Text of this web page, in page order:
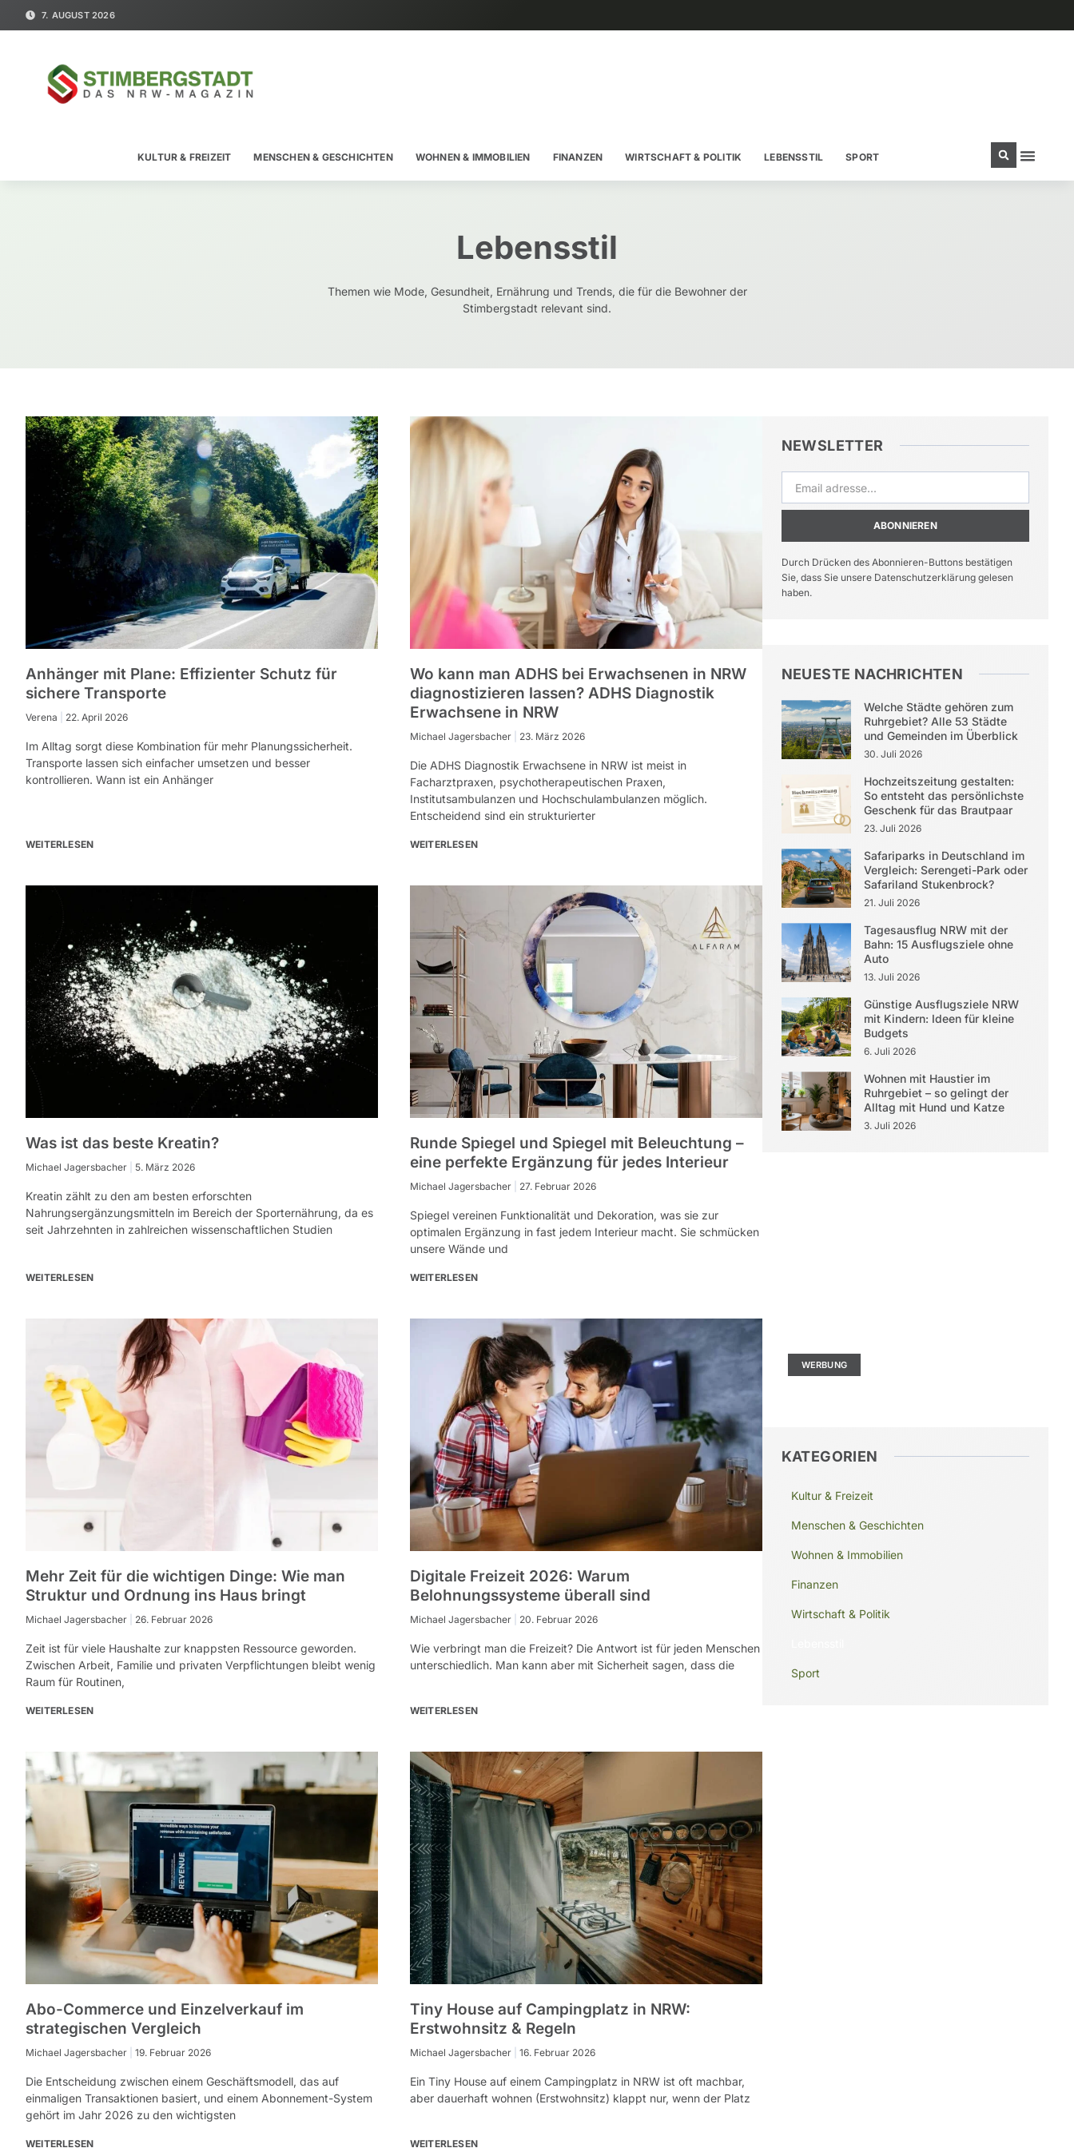
7. AUGUST 2026
KULTUR & FREIZEIT MENSCHEN & GESCHICHTEN WOHNEN & IMMOBILIEN FINANZEN WIRTSCHAFT & POLITIK LEBENSSTIL SPORT
Lebensstil
Themen wie Mode, Gesundheit, Ernährung und Trends, die für die Bewohner der
Stimbergstadt relevant sind.
Anhänger mit Plane: Effizienter Schutz für
sichere Transporte
Verena 22. April 2026
Im Alltag sorgt diese Kombination für mehr Planungssicherheit.
Transporte lassen sich einfacher umsetzen und besser
kontrollieren. Wann ist ein Anhänger
WEITERLESEN
Wo kann man ADHS bei Erwachsenen in NRW
diagnostizieren lassen? ADHS Diagnostik
Erwachsene in NRW
Michael Jagersbacher 23. März 2026
Die ADHS Diagnostik Erwachsene in NRW ist meist in
Facharztpraxen, psychotherapeutischen Praxen,
Institutsambulanzen und Hochschulambulanzen möglich.
Entscheidend sind ein strukturierter
WEITERLESEN
Was ist das beste Kreatin?
Michael Jagersbacher 5. März 2026
Kreatin zählt zu den am besten erforschten
Nahrungsergänzungsmitteln im Bereich der Sporternährung, da es
seit Jahrzehnten in zahlreichen wissenschaftlichen Studien
WEITERLESEN
Runde Spiegel und Spiegel mit Beleuchtung –
eine perfekte Ergänzung für jedes Interieur
Michael Jagersbacher 27. Februar 2026
Spiegel vereinen Funktionalität und Dekoration, was sie zur
optimalen Ergänzung in fast jedem Interieur macht. Sie schmücken
unsere Wände und
WEITERLESEN
Mehr Zeit für die wichtigen Dinge: Wie man
Struktur und Ordnung ins Haus bringt
Michael Jagersbacher 26. Februar 2026
Zeit ist für viele Haushalte zur knappsten Ressource geworden.
Zwischen Arbeit, Familie und privaten Verpflichtungen bleibt wenig
Raum für Routinen,
WEITERLESEN
Digitale Freizeit 2026: Warum
Belohnungssysteme überall sind
Michael Jagersbacher 20. Februar 2026
Wie verbringt man die Freizeit? Die Antwort ist für jeden Menschen
unterschiedlich. Man kann aber mit Sicherheit sagen, dass die
WEITERLESEN
Abo-Commerce und Einzelverkauf im
strategischen Vergleich
Michael Jagersbacher 19. Februar 2026
Die Entscheidung zwischen einem Geschäftsmodell, das auf
einmaligen Transaktionen basiert, und einem Abonnement-System
gehört im Jahr 2026 zu den wichtigsten
WEITERLESEN
Tiny House auf Campingplatz in NRW:
Erstwohnsitz & Regeln
Michael Jagersbacher 16. Februar 2026
Ein Tiny House auf einem Campingplatz in NRW ist oft machbar,
aber dauerhaft wohnen (Erstwohnsitz) klappt nur, wenn der Platz
WEITERLESEN
NEWSLETTER
ABONNIEREN
Durch Drücken des Abonnieren-Buttons bestätigen
Sie, dass Sie unsere Datenschutzerklärung gelesen
haben.
NEUESTE NACHRICHTEN
Welche Städte gehören zum
Ruhrgebiet? Alle 53 Städte
und Gemeinden im Überblick
30. Juli 2026
Hochzeitszeitung gestalten:
So entsteht das persönlichste
Geschenk für das Brautpaar
23. Juli 2026
Safariparks in Deutschland im
Vergleich: Serengeti-Park oder
Safariland Stukenbrock?
21. Juli 2026
Tagesausflug NRW mit der
Bahn: 15 Ausflugsziele ohne
Auto
13. Juli 2026
Günstige Ausflugsziele NRW
mit Kindern: Ideen für kleine
Budgets
6. Juli 2026
Wohnen mit Haustier im
Ruhrgebiet – so gelingt der
Alltag mit Hund und Katze
3. Juli 2026
WERBUNG
KATEGORIEN
Kultur & Freizeit
Menschen & Geschichten
Wohnen & Immobilien
Finanzen
Wirtschaft & Politik
Sport